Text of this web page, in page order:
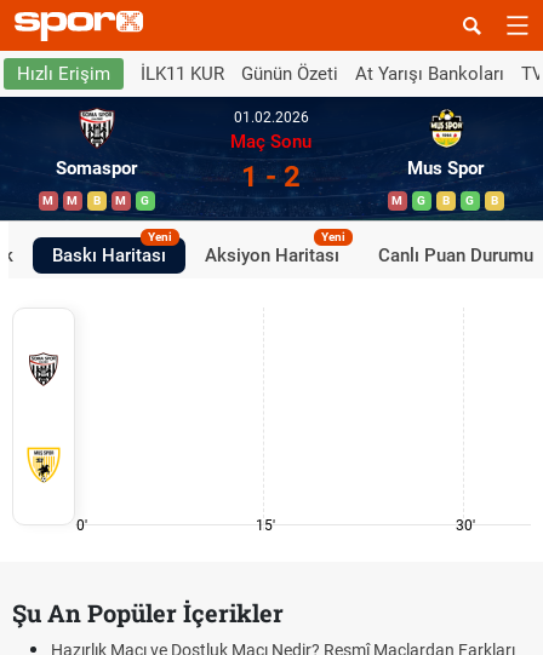
Hızlı Erişim İLK11 KUR Günün Özeti At Yarışı Bankoları
Somaspor
M M B M G
01.02.2026
Maç Sonu
1 - 2 Mus Spor
M G B G B
Baskı Haritası
Yeni
Aksiyon Haritası
Yeni
Canlı Puan Durumu
0' 15' 30'
Şu An Popüler İçerikler
Hazırlık Maçı ve Dostluk Maçı Nedir? Resmî Maçlardan Farkları